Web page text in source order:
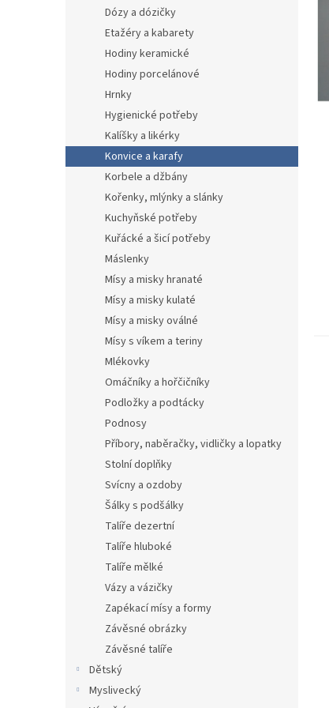
Dózy a dózičky
Etažéry a kabarety
Hodiny keramické
Hodiny porcelánové
Hrnky
Hygienické potřeby
Kalíšky a likérky
Konvice a karafy
Korbele a džbány
Kořenky, mlýnky a slánky
Kuchyňské potřeby
Kuřácké a šicí potřeby
Máslenky
Mísy a misky hranaté
Mísy a misky kulaté
Mísy a misky oválné
Mísy s víkem a teriny
Mlékovky
Omáčníky a hořčičníky
Podložky a podtácky
Podnosy
Příbory, naběračky, vidličky a lopatky
Stolní doplňky
Svícny a ozdoby
Šálky s podšálky
Talíře dezertní
Talíře hluboké
Talíře mělké
Vázy a vázičky
Zapékací mísy a formy
Závěsné obrázky
Závěsné talíře
Dětský
Myslivecký